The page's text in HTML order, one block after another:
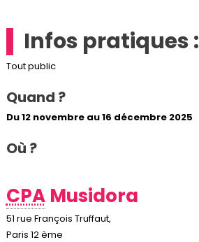
Infos pratiques :
Tout public
Quand ?
Du 12 novembre au 16 décembre 2025
Où ?
CPAMusidora
51 rue François Truffaut,
Paris 12 ème